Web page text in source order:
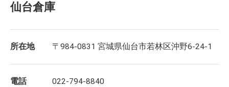
仙台倉庫
所在地 〒984-0831 宮城県仙台市若林区沖野6-24-1
電話 022-794-8840